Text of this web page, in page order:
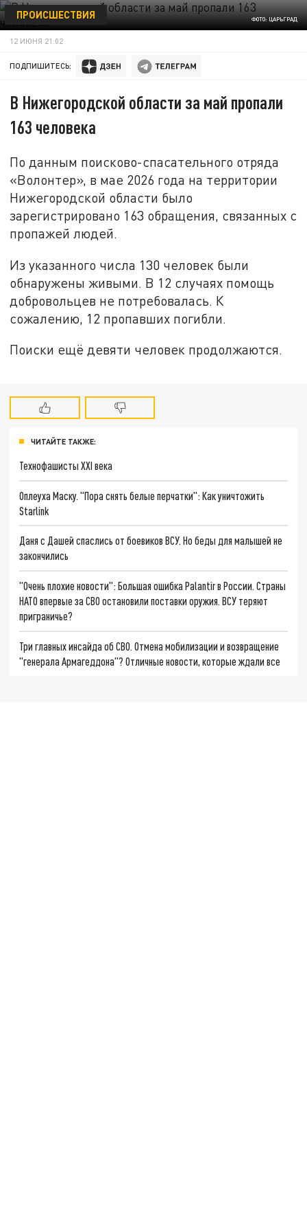
ФОТО: ЦАРЬГРАД
ПРОИСШЕСТВИЯ
12 ИЮНЯ 21:02
ПОДПИШИТЕСЬ:
В Нижегородской области за май пропали
163 человека
По данным поисково-спасательного отряда
«Волонтер», в мае 2026 года на территории
Нижегородской области было
зарегистрировано 163 обращения, связанных с
пропажей людей.
Из указанного числа 130 человек были
обнаружены живыми. В 12 случаях помощь
добровольцев не потребовалась. К
сожалению, 12 пропавших погибли.
Поиски ещё девяти человек продолжаются.
ЧИТАЙТЕ ТАКЖЕ:
Технофашисты XXI века
Оплеуха Маску. "Пора снять белые перчатки": Как уничтожить
Starlink
Даня с Дашей спаслись от боевиков ВСУ. Но беды для малышей не
закончились
"Очень плохие новости": Большая ошибка Palantir в России. Страны
НАТО впервые за СВО остановили поставки оружия. ВСУ теряют
приграничье?
Три главных инсайда об СВО. Отмена мобилизации и возвращение
"генерала Армагеддона"? Отличные новости, которые ждали все